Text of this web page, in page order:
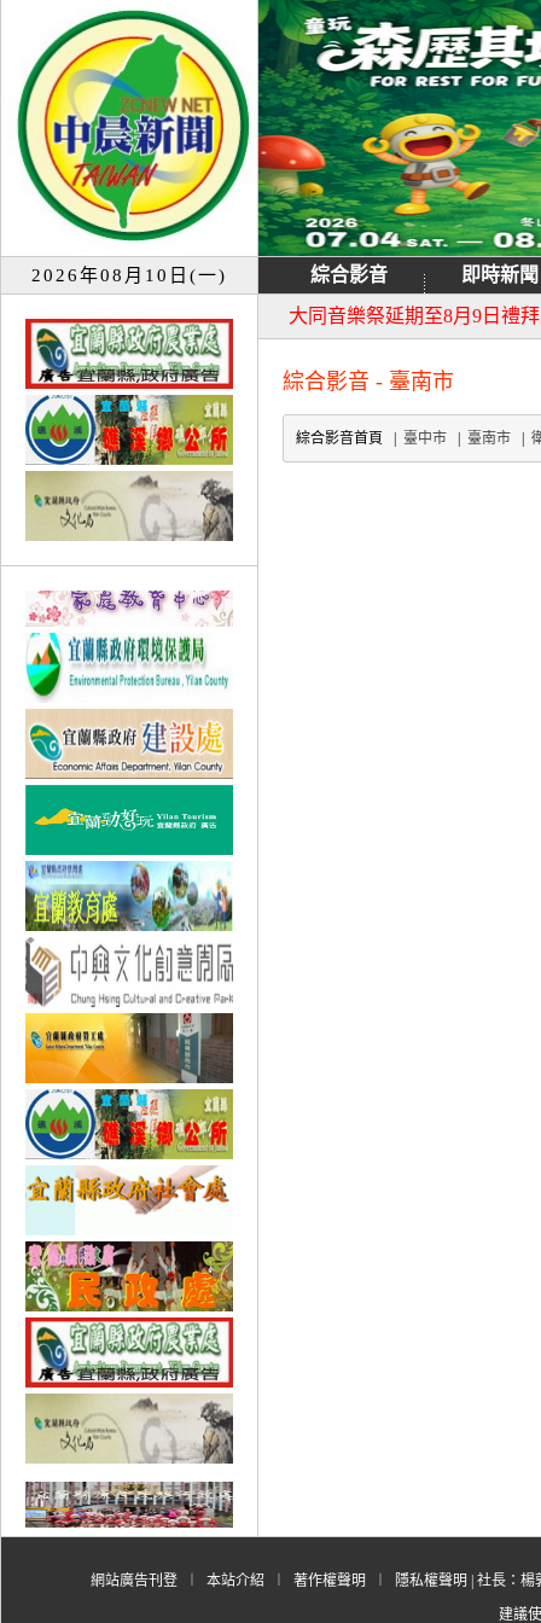
2026年08月10日(一) 綜合影音 即時新聞
宜蘭童玩節7月13日重新開園
大同音樂祭延期至8月9日禮
綜合影音 - 臺南市
綜合影音首頁 | 臺中市 臺南市
網站廣告刊登 本站介紹 著作權聲明 隱私權聲明 | 社長：
建議